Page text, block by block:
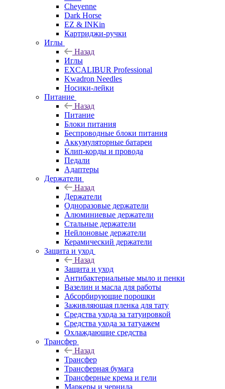
Cheyenne
Dark Horse
EZ & INKin
Картриджи-ручки
Иглы
Назад
Иглы
EXCALIBUR Professional
Kwadron Needles
Носики-лейки
Питание
Назад
Питание
Блоки питания
Беспроводные блоки питания
Аккумуляторные батареи
Клип-корды и провода
Педали
Адаптеры
Держатели
Назад
Держатели
Одноразовые держатели
Алюминиевые держатели
Стальные держатели
Нейлоновые держатели
Керамический держатели
Защита и уход
Назад
Защита и уход
Антибактериальные мыло и пенки
Вазелин и масла для работы
Абсорбирующие порошки
Заживляющая пленка для тату
Средства ухода за татуировкой
Средства ухода за татуажем
Охлаждающие средства
Трансфер
Назад
Трансфер
Трансферная бумага
Трансферные крема и гели
Маркеры и чернила